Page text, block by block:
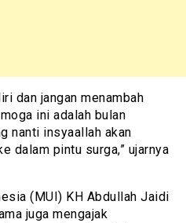
dan jangan menambah
ini adalah bulan
nanti insyaallah akan
dalam pintu surga,” ujarnya
(MUI) KH Abdullah Jaidi
juga mengajak